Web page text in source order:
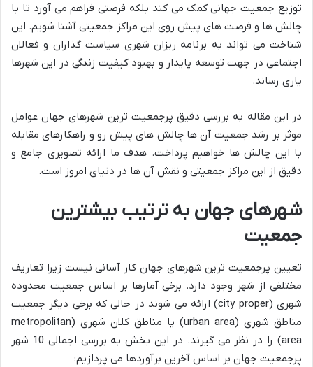
توزیع جمعیت جهانی کمک می کند بلکه فرصتی فراهم می آورد تا با
چالش ها و فرصت های پیش روی این مراکز جمعیتی آشنا شویم. این
شناخت می تواند به برنامه ریزان شهری سیاست گذاران و فعالان
اجتماعی در جهت توسعه پایدار و بهبود کیفیت زندگی در این شهرها
یاری رساند.
در این مقاله به بررسی دقیق پرجمعیت ترین شهرهای جهان عوامل
موثر بر رشد جمعیت آن ها چالش های پیش رو و راهکارهای مقابله
با این چالش ها خواهیم پرداخت. هدف ما ارائه تصویری جامع و
دقیق از این مراکز جمعیتی و نقش آن ها در دنیای امروز است.
شهرهای جهان به ترتیب بیشترین
جمعیت
تعیین پرجمعیت ترین شهرهای جهان کار آسانی نیست زیرا تعاریف
مختلفی از شهر وجود دارد. برخی آمارها بر اساس جمعیت محدوده
شهری (city proper) ارائه می شوند در حالی که برخی دیگر جمعیت
مناطق شهری (urban area) یا مناطق کلان شهری (metropolitan
area) را در نظر می گیرند. در این بخش به بررسی اجمالی 10 شهر
پرجمعیت جهان بر اساس آخرین برآوردها می پردازیم: